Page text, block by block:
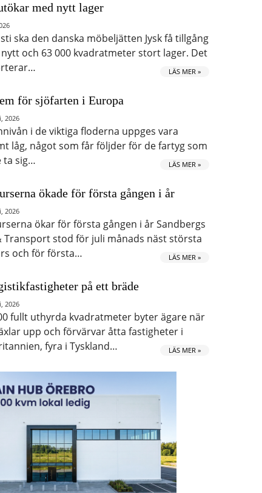
med nytt lager
ska den danska möbeljätten Jysk få tillgång
och 63 000 kvadratmeter stort lager. Det
LÄS MER »
för sjöfarten i Europa
2026
i de viktiga floderna uppges vara
låg, något som får följder för de fartyg som
ta sig…
LÄS MER »
ökade för första gången i år
2026
ökar för första gången i år Sandbergs
Transport stod för juli månads näst största
och för första…
LÄS MER »
på ett bräde
2026
fullt uthyrda kvadratmeter byter ägare när
upp och förvärvar åtta fastigheter i
fyra i Tyskland…
LÄS MER »